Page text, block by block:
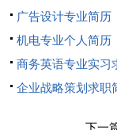
广告设计专业简历
机电专业个人简历
商务英语专业实习
企业战略策划求职
下一